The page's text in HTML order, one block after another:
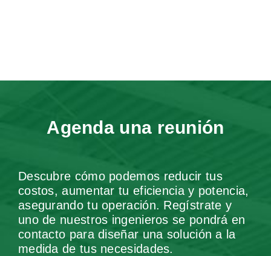
Agenda una reunión
Descubre cómo podemos reducir tus
costos, aumentar tu eficiencia y potencia,
asegurando tu operación. Regístrate y
uno de nuestros ingenieros se pondrá en
contacto para diseñar una solución a la
medida de tus necesidades.